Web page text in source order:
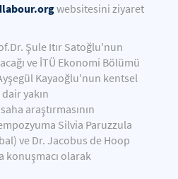
websitesini ziyaret
Şule Itır Satoğlu'nun
ve İTÜ Ekonomi Bölümü
Kayaoğlu'nun kentsel
yakın
araştırmasının
Silvia Paruzzula
ve Dr. Jacobus de Hoop
konuşmacı olarak